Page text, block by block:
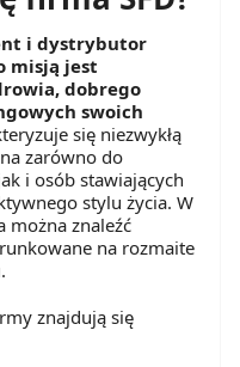
i dystrybutor
misją jest
dobrego
swoich
się niezwykłą
zarówno do
i osób stawiających
stylu życia. W
można znaleźć
na rozmaite
znajdują się